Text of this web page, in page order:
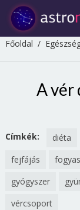
Főoldal /
A vér
Címkék: diéta
fejfájás
gyógyszer
vércsoport